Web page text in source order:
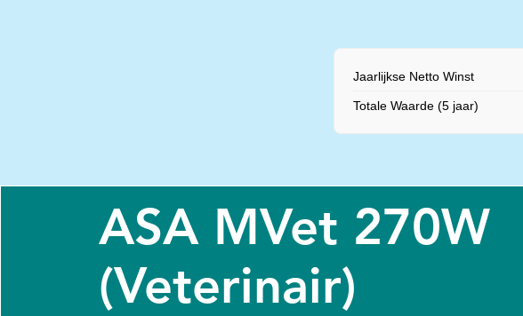
Jaarlijkse Netto Winst
Totale Waarde (5 jaar)
ASA MVet 270W
(Veterinair)